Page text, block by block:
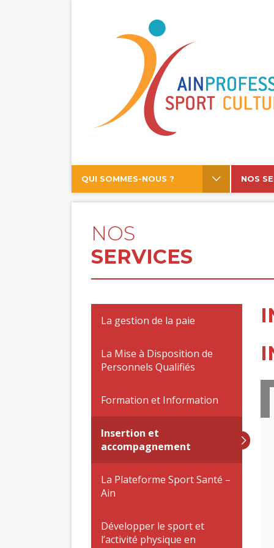
QUI SOMMES-NOUS ? NOS
NOS
SERVICES
La gestion de la paie
La Mise à Disposition de
Personnels Qualifiés
Formation et Information
Insertion et
accompagnement
La Plateforme Sport Santé –
Ain
Développer le sport et
l’activité physique en